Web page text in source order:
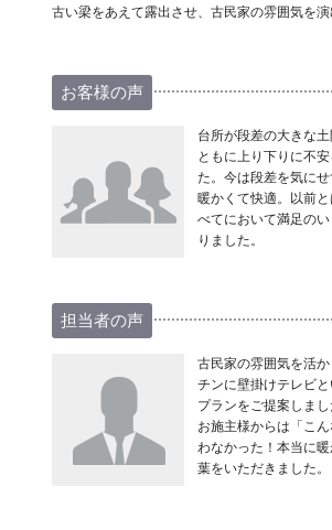
古い梁をあえて露出させ、古民家の雰囲気を演
お客様の声
台所が段差の大きな
ともに上り下りに不
た。今は段差を気にせ
暖かくて快適。以前
べてにおいて満足の
りました。
担当者の声
古民家の雰囲気を活
チンに壁掛けテレビ
プランをご提案しまし
お施主様からは「こ
わなかった！本当に
葉をいただきました。